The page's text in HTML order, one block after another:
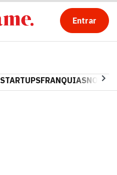
Entrar
STARTUPSFRANQUIAS